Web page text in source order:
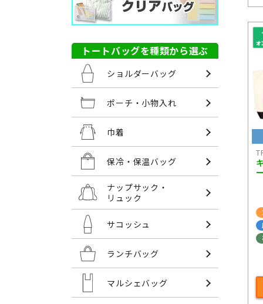
トートバッグを種類から選ぶ
ショルダーバッグ
ポーチ・小物入れ
巾着
保冷・保温バッグ
ナップサック・
リュック
サコッシュ
ランチバッグ
マルシェバッグ